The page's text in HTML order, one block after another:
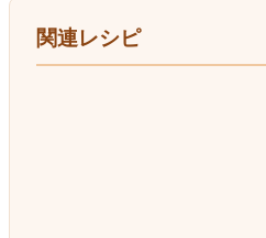
関連レシピ